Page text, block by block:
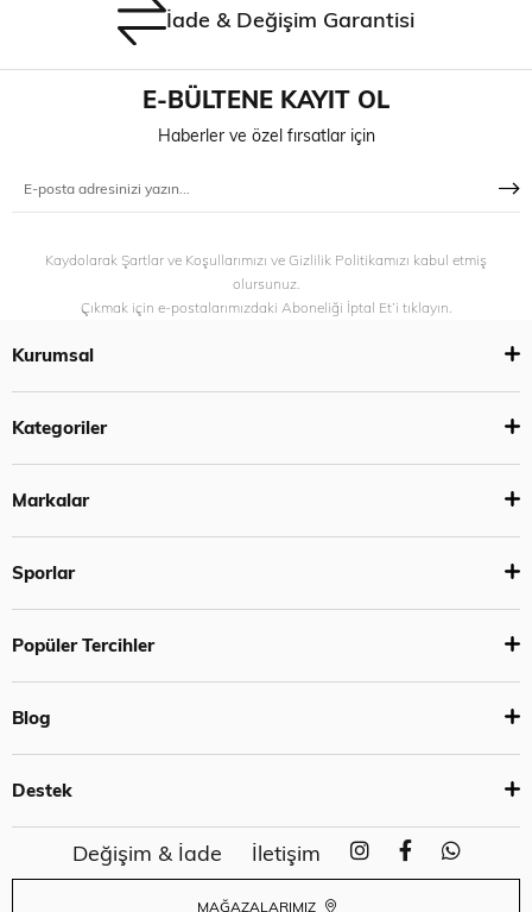
İade & Değişim Garantisi
E-BÜLTENE KAYIT OL
Haberler ve özel fırsatlar için
Kaydolarak Şartlar ve Koşullarımızı ve Gizlilik Politikamızı kabul etmiş
olursunuz.
Çıkmak için e-postalarımızdaki Aboneliği İptal Et’i tıklayın.
Kurumsal
Kategoriler
Markalar
Sporlar
Popüler Tercihler
Blog
Destek
Değişim & İade İletişim
MAĞAZALARIMIZ